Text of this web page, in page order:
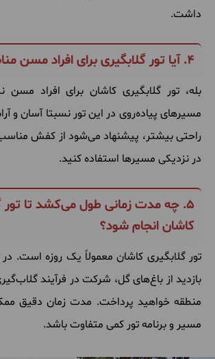
داشت.
4. آیا تور گلابگیری برای افراد مسن مناسب است؟
بله، تور گلابگیری کاشان برای افراد
مسیرهای پیاده‌روی در این تور نسبتا آسان و
راحتی بیشتر، پیشنهاد می‌شود از کفش
در نزدیکی مسیرها استفاده کنید.
5. چه مدت زمانی طول می‌کشد تا تور
کاشان انجام شود؟
تور گلابگیری کاشان معمولاً یک روزه است.
بازدید از باغ‌های گل، شرکت در فرآیند
منطقه خواهید پرداخت. مدت زمان دقیق
مسیر و برنامه تور کمی متفاوت باشد.